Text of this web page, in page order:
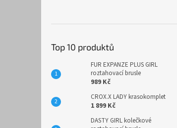
Top 10 produktů
FUR EXPANZE PLUS GIRL
roztahovací brusle
989 Kč
CROX.X LADY krasokomplet
1 899 Kč
DASTY GIRL kolečkové